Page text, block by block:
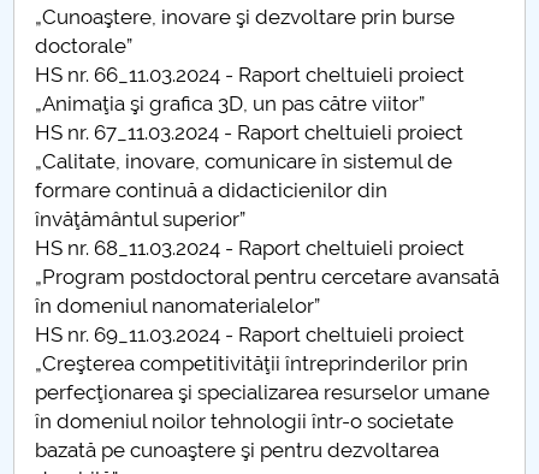
Hotărâri Senat din 9 februarie 2024
Hotărâri Senat din 27 februarie 2024
Hotărâri Senat din 11 martie 2024
Hotărâri Senat din 12 martie 2024
Hotărâri Senat din 18 martie 2024
Hotărâri Senat din 22 martie 2024
Hotărâri Senat din 28 martie 2024
Hotărâri Senat din 9 aprilie 2024
„Cunoaştere, inovare şi dezvoltare prin burse
doctorale”
HS nr. 66_11.03.2024 - Raport cheltuieli proiect
„Animaţia şi grafica 3D, un pas către viitor”
HS nr. 67_11.03.2024 - Raport cheltuieli proiect
„Calitate, inovare, comunicare în sistemul de
formare continuă a didacticienilor din
învăţământul superior”
HS nr. 68_11.03.2024 - Raport cheltuieli proiect
„Program postdoctoral pentru cercetare avansată
în domeniul nanomaterialelor”
HS nr. 69_11.03.2024 - Raport cheltuieli proiect
„Creşterea competitivităţii întreprinderilor prin
perfecţionarea şi specializarea resurselor umane
în domeniul noilor tehnologii într-o societate
bazată pe cunoaştere şi pentru dezvoltarea